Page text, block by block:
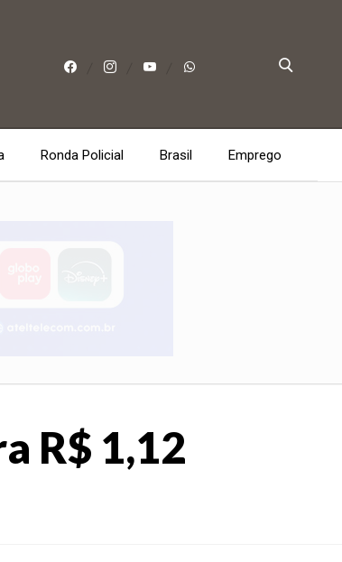
Ronda Policial Brasil Emprego
R$ 1,12